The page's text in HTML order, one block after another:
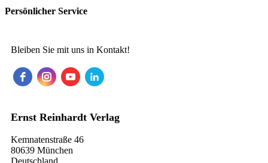
Persönlicher Service
Bleiben Sie mit uns in Kontakt!
Ernst Reinhardt Verlag
Kemnatenstraße 46
80639 München